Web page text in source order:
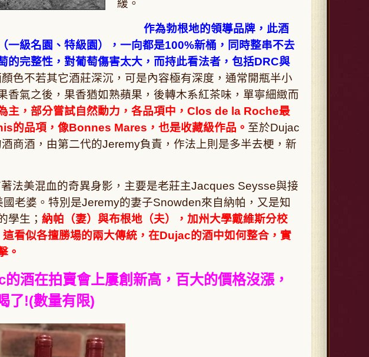
緩。
作為勃根地的領導品牌，此酒
一級名園、特級園），一向都是100%新桶，同時整串不去
的完整性，對葡萄傷害太大，而持此看法者，包括DRC與
色不若其它酒莊深沉，可是內容極有深度，通常開瓶半小
香氣之後，果香猶如熟蘋果，後轉木系紅茶味，單寧細緻而
主，部分嘗試自然動力，各品項中，Clos de la Roche最
的品項，像Bonnes Mares，也是收藏級作品。 至於Dujac
商酒，由第二代的Jeremy負責，作法上則是多半去梗，新
美混血的奇異身影，主要是老莊主Jacques Seysse與接
老婆。特別是Jeremy的妻子Snowden來自納帕，又是知
學生； 納帕（妻）與布根地（夫），加州大學戴維斯分校
這看似各擅勝場的兩大傳統，在Dujac的酒中如何整合，實
。
酒在拍賣會上屢創新高，百大的價格沒漲，
了!(數量有限)